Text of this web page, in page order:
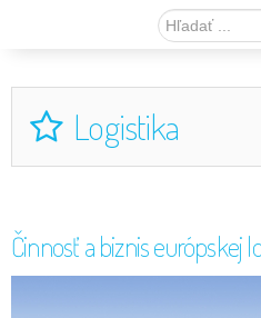
Hľadať
Logistika
Činnosť a biznis európskej